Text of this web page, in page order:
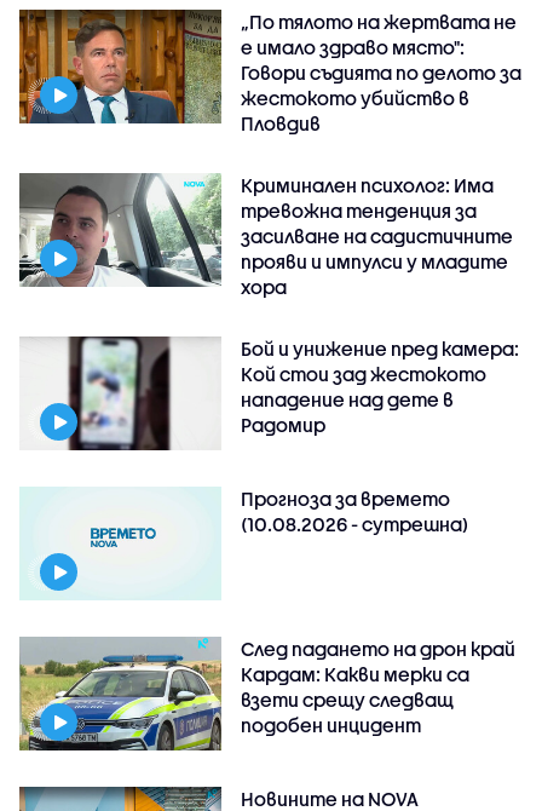
„По тялото на жертвата не
е имало здраво място":
Говори съдията по делото за
жестокото убийство в
Пловдив
Криминален психолог: Има
тревожна тенденция за
засилване на садистичните
прояви и импулси у младите
хора
Бой и унижение пред камера:
Кой стои зад жестокото
нападение над дете в
Радомир
Прогноза за времето
(10.08.2026 - сутрешна)
След падането на дрон край
Кардам: Какви мерки са
взети срещу следващ
подобен инцидент
Новините на NOVA